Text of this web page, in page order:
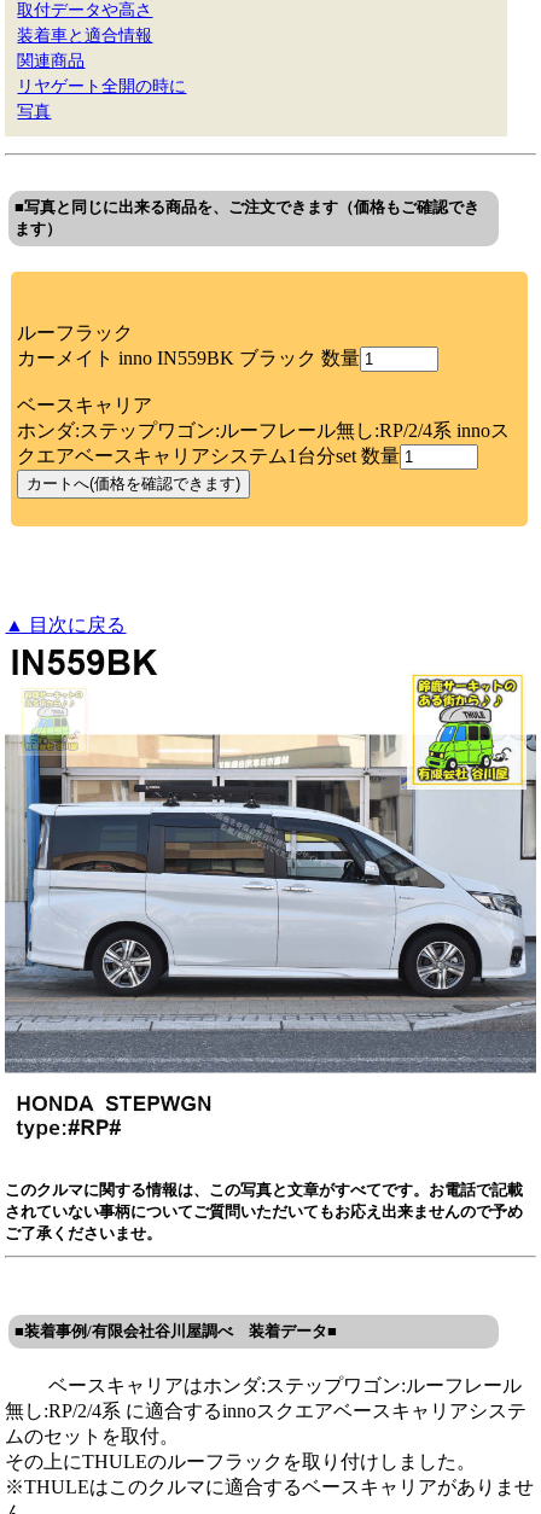
取付データや高さ
装着車と適合情報
関連商品
リヤゲート全開の時に
写真
■写真と同じに出来る商品を、ご注文できます（価格もご確認でき
ます）
ルーフラック
カーメイト inno IN559BK ブラック 数量
ベースキャリア
ホンダ:ステップワゴン:ルーフレール無し:RP/2/4系 innoス
クエアベースキャリアシステム1台分set 数量
▲ 目次に戻る
このクルマに関する情報は、この写真と文章がすべてです。お電話で記載
されていない事柄についてご質問いただいてもお応え出来ませんので予め
ご了承くださいませ。
■装着事例/有限会社谷川屋調べ 装着データ■
ベースキャリアはホンダ:ステップワゴン:ルーフレール
無し:RP/2/4系 に適合するinnoスクエアベースキャリアシステ
ムのセットを取付。
その上にTHULEのルーフラックを取り付けしました。
※THULEはこのクルマに適合するベースキャリアがありませ